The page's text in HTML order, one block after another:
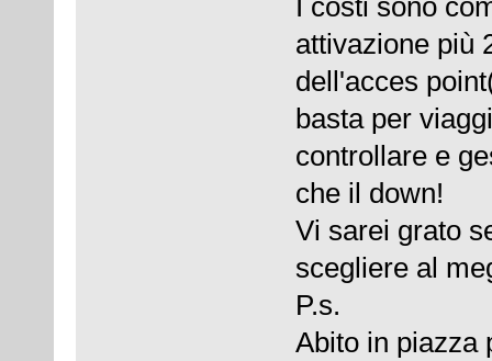
attivazione più
dell'acces
basta per
controllare e
che il down!
Vi sarei grato
scegliere al
P.s.
Abito in piazza